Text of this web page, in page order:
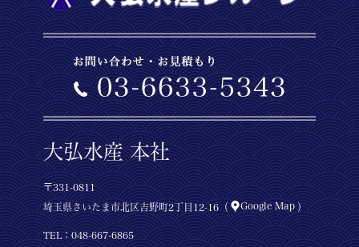
大弘水産 本社
〒331-0811
埼玉県さいたま市北区吉野町2丁目12-16（ Google Map ）
TEL： 048-667-6865